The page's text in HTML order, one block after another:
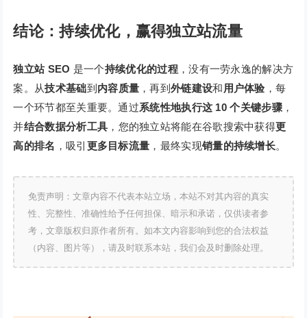
结论：持续优化，赢得独立站流量
独立站 SEO 是一个持续优化的过程，没有一劳永逸的解决方
案。从技术基础到 内容质量 ，再到外链建设和 用户体验，每
一个环节都至关重要。通过系统性地执行这 10 个关键步骤，
并结合数据分析工具 ，您的独立站将能在谷歌搜索中获得更
高的排名 ，吸引 更多目标流量 ，最终实现销量的持续增长。
免责声明：文章内容不代表本站立场，本站不对其内容的真实
性、完整性、准确性给予任何担保、暗示和承诺，仅供读者参
考，文章版权归原作者所有。如本文内容影响到您的合法权益
（内容、图片等），请及时联系本站，我们会及时删除处理。